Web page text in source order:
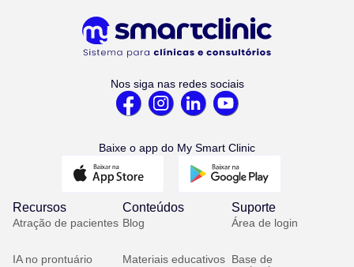
Nos siga nas redes sociais
Baixe o app do My Smart Clinic
Recursos
Atração de pacientes
IA no prontuário
Conteúdos
Blog
Materiais educativos
Suporte
Área de login
Base de